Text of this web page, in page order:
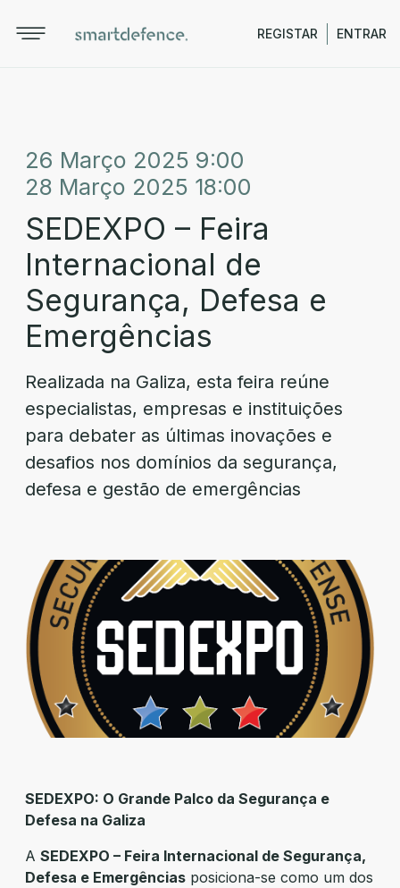
REGISTAR ENTRAR
26 Março 2025 9:00
28 Março 2025 18:00
SEDEXPO – Feira
Internacional de
Segurança, Defesa e
Emergências
Realizada na Galiza, esta feira reúne
especialistas, empresas e instituições
para debater as últimas inovações e
desafios nos domínios da segurança,
defesa e gestão de emergências
SEDEXPO: O Grande Palco da Segurança e
Defesa na Galiza
A SEDEXPO – Feira Internacional de Segurança,
Defesa e Emergências posiciona-se como um dos